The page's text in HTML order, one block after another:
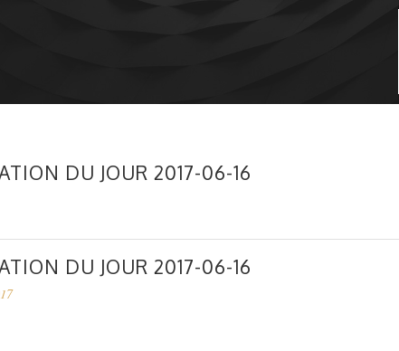
DU JOUR 2017-06-16
DU JOUR 2017-06-16